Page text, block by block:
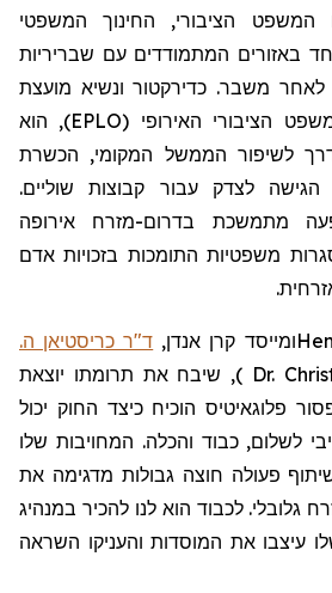
המשפט הציבורי, החינוך המשפטי
באזורים המתמודדים עם שבריריות
לאחר משבר. כדירקטור ונשיא מועצת
המנהלים של ארגון המשפט הציבורי האירופי (EPLO), הוא
דרך לשיפור הממשל המקומי, הכשרת
הגישה לצדק עבור קבוצות שוליים.
מתמשכת בדרום-מזרח אירופה
משפטיות התומכות בזכויות אדם
ומייסד קרן אנדן, ד"ר כריסטיאן ה.
Dr.
)
, שיבח את תרומתו יוצאת
פלוגאיטיס הוכיח כיצד החוק יכול
לשלום, כבוד והכלה. המחויבות שלו
פעולה חוצה גבולות מדגימה את
גלובלי. לכבוד הוא לנו להכיר במנהיג
עיצבו את המוסדות והעניקו השראה